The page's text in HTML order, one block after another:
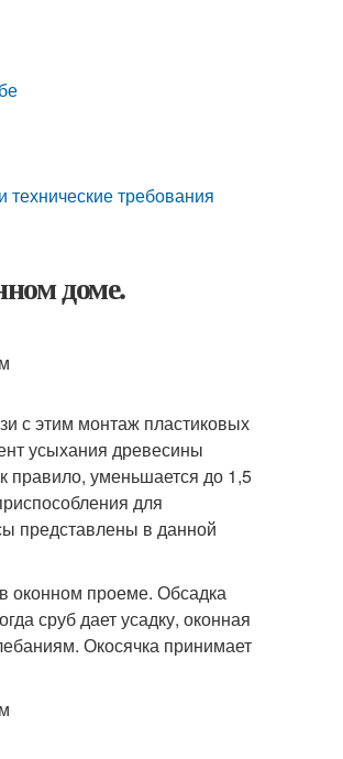
требования
доме.
с этим монтаж пластиковых
усыхания древесины
правило, уменьшается до 1,5
для
представлены в данной
оконном проеме. Обсадка
сруб дает усадку, оконная
Окосячка принимает